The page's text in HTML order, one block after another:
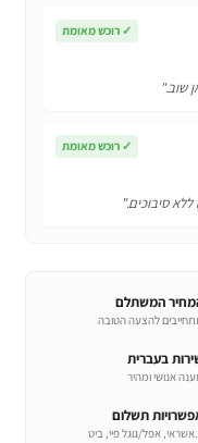
✓ רוכש מאומת
שוב."
✓ רוכש מאומת
סיבוכים."
המשתלם
להצעה הטובה
בעברית
אנושי ומהיר
תשלום
אפל/גוגל פיי, ביט